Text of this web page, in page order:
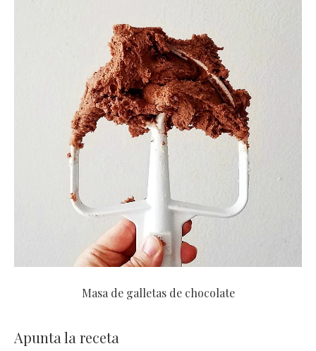
Masa de galletas de chocolate
Apunta la receta